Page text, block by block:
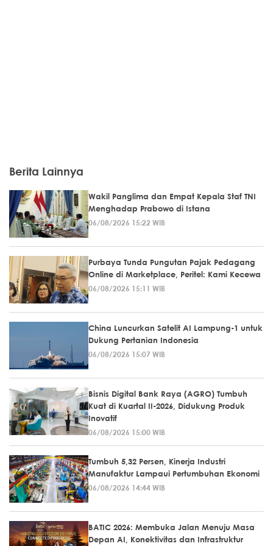
Berita Lainnya
Wakil Panglima dan Empat Kepala Staf TNI
Menghadap Prabowo di Istana
06/08/2026 15:22 WIB
Purbaya Tunda Pungutan Pajak Pedagang
Online di Marketplace, Peritel: Kami Kecewa
06/08/2026 15:11 WIB
China Luncurkan Satelit AI Lampung-1 untuk
Dukung Pertanian Indonesia
06/08/2026 15:07 WIB
Bisnis Digital Bank Raya (AGRO) Tumbuh
Kuat di Kuartal II-2026, Didukung Produk
Inovatif
06/08/2026 15:00 WIB
Tumbuh 5,32 Persen, Kinerja Industri
Manufaktur Lampaui Pertumbuhan Ekonomi
06/08/2026 14:44 WIB
BATIC 2026: Membuka Jalan Menuju Masa
Depan AI, Konektivitas dan Infrastruktur